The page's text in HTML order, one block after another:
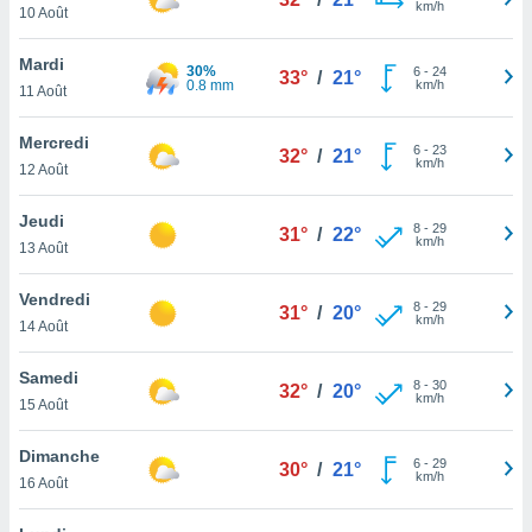
au
vous
de
ou
de
le
ainsi
un
la
du
10 Août
km/h
Mardi
11 Août
30%
0.8 mm
33° / 21° 6- 24
km/h
Mercredi
12 Août
32° / 21° 6- 23
km/h
Jeudi
13 Août
31° / 22° 8- 29
km/h
Vendredi
14 Août
31° / 20° 8- 29
km/h
Samedi
15 Août
32° / 20° 8- 30
km/h
Dimanche
16 Août
30° / 21° 6- 29
km/h